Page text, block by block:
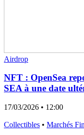
Airdrop
NFT : OpenSea
SEA à une date
17/03/2026 • 12:00
Collectibles • Marchés